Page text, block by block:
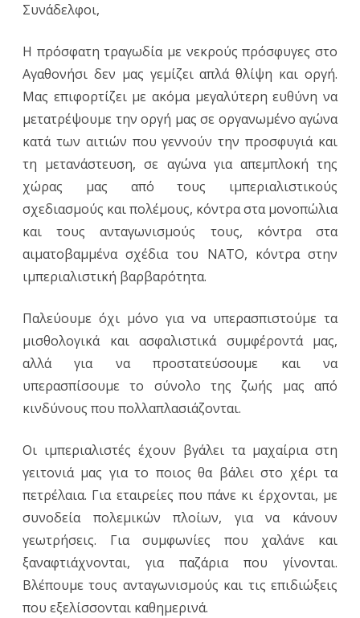
Συνάδελφοι,
Η πρόσφατη τραγωδία με νεκρούς πρόσφυγες στο
Αγαθονήσι δεν μας γεμίζει απλά θλίψη και οργή.
Μας επιφορτίζει με ακόμα μεγαλύτερη ευθύνη να
μετατρέψουμε την οργή μας σε οργανωμένο αγώνα
κατά των αιτιών που γεννούν την προσφυγιά και
τη μετανάστευση, σε αγώνα για απεμπλοκή της
χώρας μας από τους ιμπεριαλιστικούς
σχεδιασμούς και πολέμους, κόντρα στα μονοπώλια
και τους ανταγωνισμούς τους, κόντρα στα
αιματοβαμμένα σχέδια του ΝΑΤΟ, κόντρα στην
ιμπεριαλιστική βαρβαρότητα.
Παλεύουμε όχι μόνο για να υπερασπιστούμε τα
μισθολογικά και ασφαλιστικά συμφέροντά μας,
αλλά για να προστατεύσουμε και να
υπερασπίσουμε το σύνολο της ζωής μας από
κινδύνους που πολλαπλασιάζονται.
Οι ιμπεριαλιστές έχουν βγάλει τα μαχαίρια στη
γειτονιά μας για το ποιος θα βάλει στο χέρι τα
πετρέλαια. Για εταιρείες που πάνε κι έρχονται, με
συνοδεία πολεμικών πλοίων, για να κάνουν
γεωτρήσεις. Για συμφωνίες που χαλάνε και
ξαναφτιάχνονται, για παζάρια που γίνονται.
Βλέπουμε τους ανταγωνισμούς και τις επιδιώξεις
που εξελίσσονται καθημερινά.